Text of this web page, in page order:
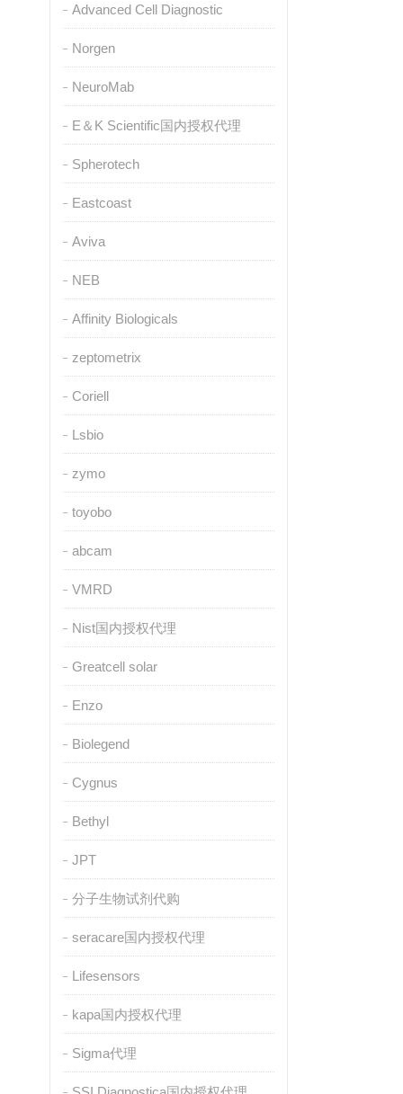
Advanced Cell Diagnostic
Norgen
NeuroMab
E＆K Scientific国内授权代理
Spherotech
Eastcoast
Aviva
NEB
Affinity Biologicals
zeptometrix
Coriell
Lsbio
zymo
toyobo
abcam
VMRD
Nist国内授权代理
Greatcell solar
Enzo
Biolegend
Cygnus
Bethyl
JPT
分子生物试剂代购
seracare国内授权代理
Lifesensors
kapa国内授权代理
Sigma代理